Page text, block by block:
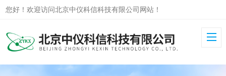
您好！欢迎访问北京中仪科信科技有限公司网站！